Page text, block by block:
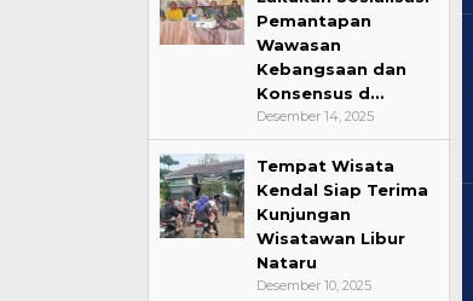
Pemantapan
Wawasan
Kebangsaan dan
Konsensus d…
Desember 14, 2025
Tempat Wisata
Kendal Siap Terima
Kunjungan
Wisatawan Libur
Nataru
Desember 10, 2025